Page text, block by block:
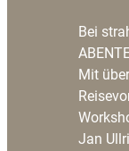
Bei
Mit
Jan